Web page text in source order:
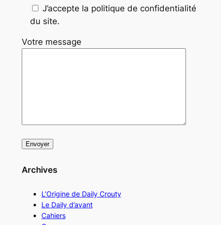
J’accepte la politique de confidentialité
du site.
Votre message
Archives
L’Origine de Daily Crouty
Le Daily d’avant
Cahiers